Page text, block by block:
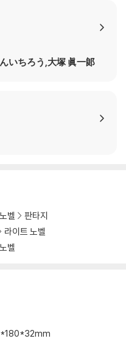
いちろう,大塚 眞一郞
벨
판타지
라이트 노벨
벨